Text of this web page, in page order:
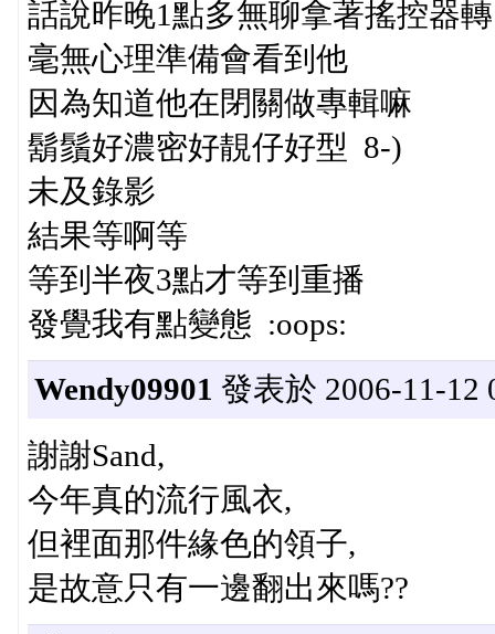
話說昨晚1點多無聊拿著搖控器
毫無心理準備會看到他
因為知道他在閉關做專輯嘛
鬍鬚好濃密好靚仔好型 8-)
未及錄影
結果等啊等
等到半夜3點才等到重播
發覺我有點變態 :oops:
Wendy09901 發表於 2006-11-12
謝謝Sand,
今年真的流行風衣,
但裡面那件緣色的領子,
是故意只有一邊翻出來嗎??